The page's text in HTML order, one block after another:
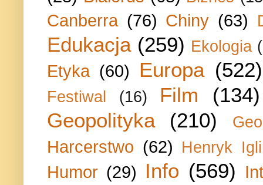
Canberra (76) Chiny (63)
Edukacja (259) Ekologia
Etyka (60) Europa (522)
Festiwal (16) Film
(134)
Geopolityka
(210)
Harcerstwo (62) Henryk
Humor (29) Info (569)